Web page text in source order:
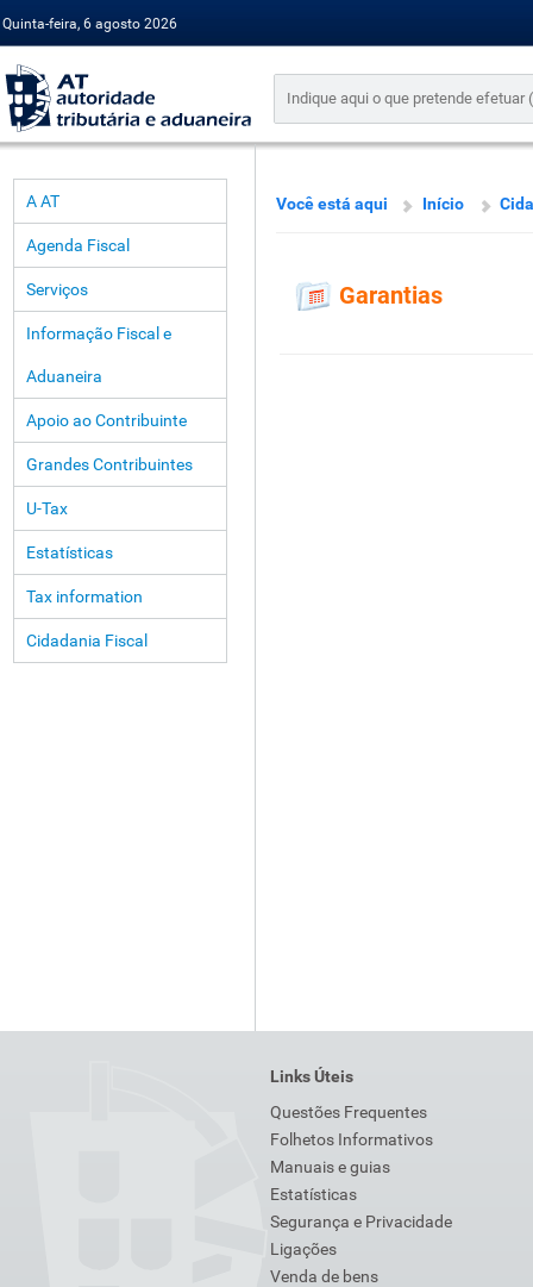
Quinta-feira, 6 agosto 2026
A AT
Agenda Fiscal
Serviços
Informação Fiscal e
Aduaneira
Apoio ao Contribuinte
Grandes Contribuintes
U-Tax
Estatísticas
Tax information
Cidadania Fiscal
Você está aqui Início
Garantias
Links Úteis
Questões Frequentes
Folhetos Informativos
Manuais e guias
Estatísticas
Segurança e Privacidade
Ligações
Venda de bens